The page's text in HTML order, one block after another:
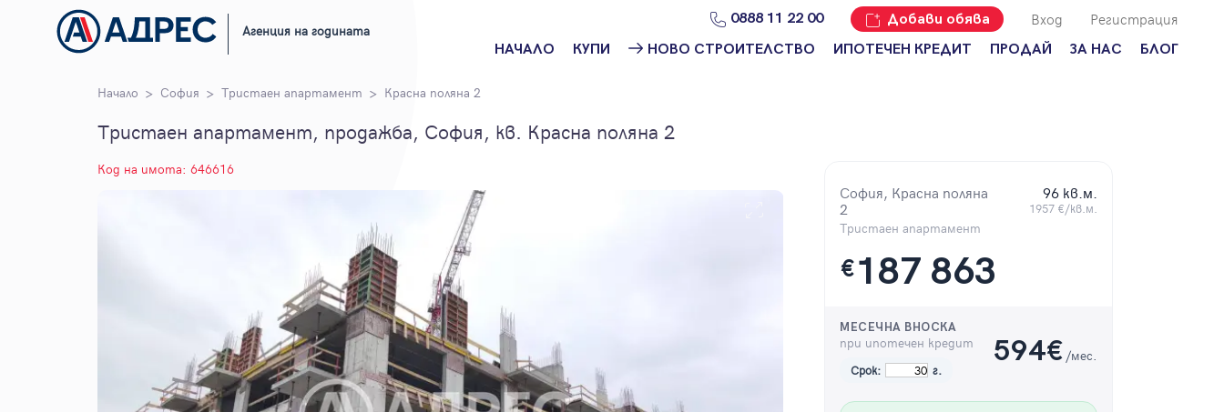
Агенция на годината
0888 11 22 00 Добави обява Вход Регистрация
НАЧАЛО КУПИ
Защо да купя
НОВО СТРОИТЕЛСТВО ИПОТЕЧЕН КРЕДИТ ПРОДАЙ ЗА НАС
Мениджмънт
БЛОГ
Начало София Тристаен апартамент Красна поляна 2
Тристаен апартамент, продажба, София, кв. Красна поляна 2
Код на имота: 646616
София, Красна поляна
2
Тристаен апартамент
96 кв.м.
1957 €/кв.м.
€187 863
МЕСЕЧНА ВНОСКА
при ипотечен кредит
Срок: г.
594€ /мес.